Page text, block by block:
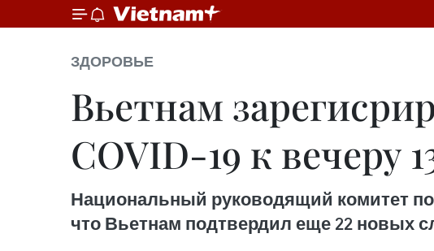
ЗДОРОВЬЕ
Вьетнам
COVID-19 к вечеру
Национальный руководящий комитет по
что Вьетнам подтвердил еще 22 новых